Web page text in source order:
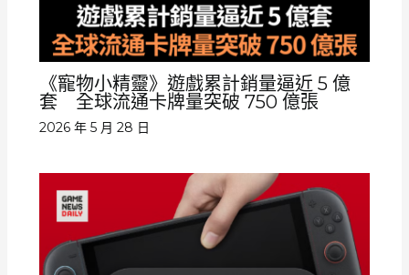
《寵物小精靈》遊戲累計銷量逼近 5 億
套 全球流通卡牌量突破 750 億張
2026 年 5 月 28 日